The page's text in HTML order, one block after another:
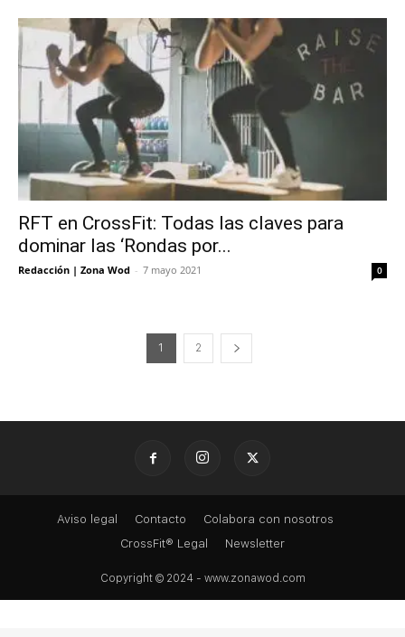
RFT en CrossFit: Todas las claves para
dominar las ‘Rondas por...
Redacción | Zona Wod - 7 mayo 2021 0
1 2
Aviso legal Contacto
Colabora con nosotros
CrossFit® Legal
Newsletter
Copyright © 2024 - www.zonawod.com